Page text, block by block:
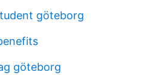
göteborg
göteborg